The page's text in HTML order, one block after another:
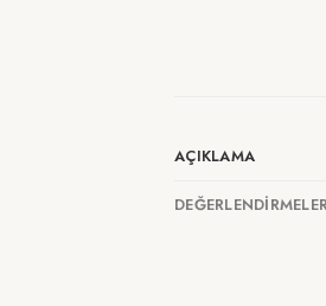
AÇIKLAMA